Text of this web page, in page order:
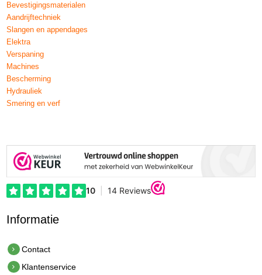
Bevestigingsmaterialen
Aandrijftechniek
Slangen en appendages
Elektra
Verspaning
Machines
Bescherming
Hydrauliek
Smering en verf
Informatie
Contact
Klantenservice